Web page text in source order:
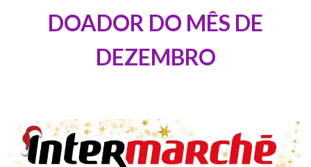
DOADOR DO MÊS DE
DEZEMBRO